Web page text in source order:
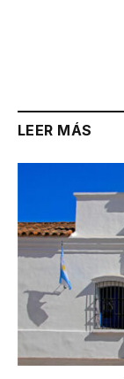
LEER MÁS